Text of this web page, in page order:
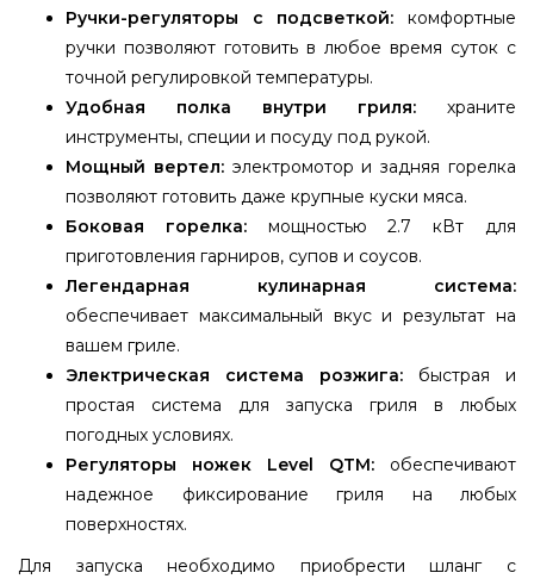
Ручки-регуляторы с подсветкой: комфортные
ручки позволяют готовить в любое время суток с
точной регулировкой температуры.
Удобная полка внутри гриля: храните
инструменты, специи и посуду под рукой.
Мощный вертел:электромотор и задняя горелка
позволяют готовить даже крупные куски мяса.
Боковая горелка:мощностью 2.7 кВт для
приготовления гарниров, супов и соусов.
Легендарная кулинарная система:
обеспечивает максимальный вкус и результат на
вашем гриле.
Электрическая система розжига: быстрая и
простая система для запуска гриля в любых
погодных условиях.
Регуляторы ножек Level QTM: обеспечивают
надежное фиксирование гриля на любых
поверхностях.
Для запуска необходимо приобрести шланг с